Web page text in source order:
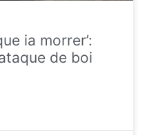
ia morrer’:
de boi